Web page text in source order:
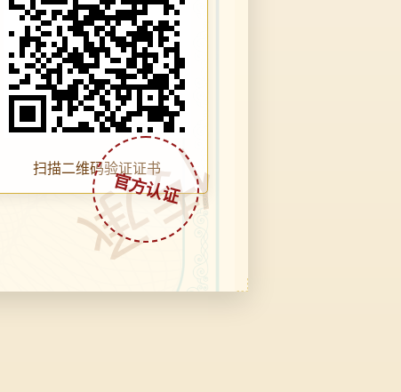
传承
扫描二维码验证证书